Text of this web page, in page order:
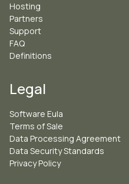
Hosting
Partners
Support
FAQ
Definitions
Legal
Software Eula
Terms of Sale
Data Processing Agreement
Data Security Standards
Privacy Policy